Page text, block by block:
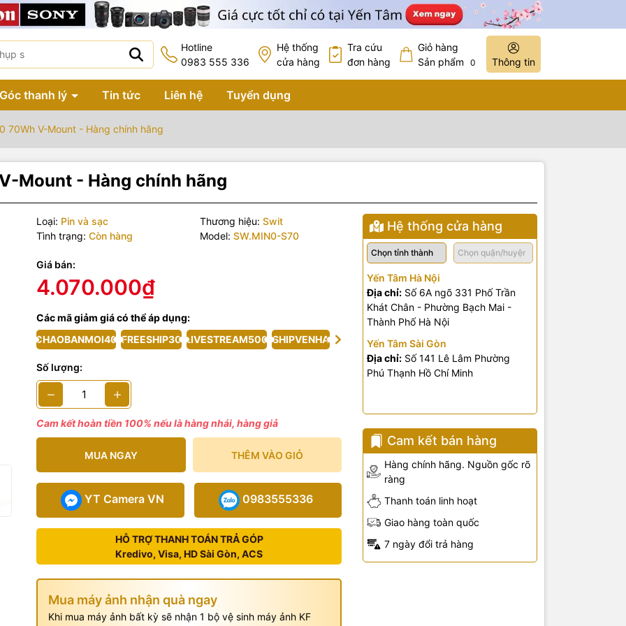
Hotline
0983 555 336
Hệ thống
cửa hàng
Tra cứu
đơn hàng
Giỏ hàng
Sản phẩm
0 Thông tin
Góc thanh lý Tin tức Liên hệ Tuyển dụng
70Wh V-Mount - Hàng chính hãng
Mount - Hàng chính hãng
Loại: Pin và sạc Thương hiệu: Swit
Tình trạng: Còn hàng Model: SW.MIN0-S70
Giá bán:
4.070.000₫
Các mã giảm giá có thể áp dụng:
CHAOBANMOI40 FREESHIP30 LIVESTREAM500 SHIPVENHA
Số lượng:
Cam kết hoàn tiền 100% nếu là hàng nhái, hàng giả
MUA NGAY THÊM VÀO GIỎ
YT Camera VN 0983555336
HỖ TRỢ THANH TOÁN TRẢ GÓP
Kredivo, Visa, HD Sài Gòn, ACS
Mua máy ảnh nhận quà ngay
Khi mua máy ảnh bất kỳ sẽ nhận 1 bộ vệ sinh máy ảnh KF
Hệ thống cửa hàng
Yến Tâm Hà Nội
Địa chỉ:Số 6A ngõ 331 Phố Trần
Khát Chân - Phường Bạch Mai -
Thành Phố Hà Nội
Yến Tâm Sài Gòn
Địa chỉ:Số 141 Lê Lâm Phường
Phú Thạnh Hồ Chí Minh
Cam kết bán hàng
Hàng chính hãng. Nguồn gốc rõ
ràng
Thanh toán linh hoạt
Giao hàng toàn quốc
7 ngày đổi trả hàng
bao gồm